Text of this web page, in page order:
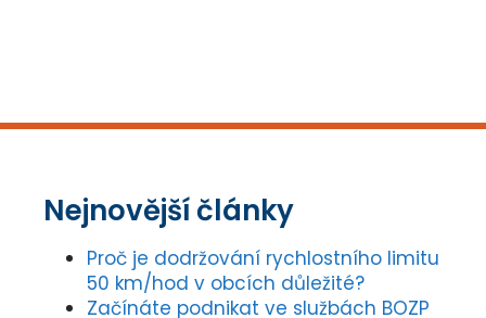
Nejnovější články
Proč je dodržování rychlostního limitu
50 km/hod v obcích důležité?
Začínáte podnikat ve službách BOZP